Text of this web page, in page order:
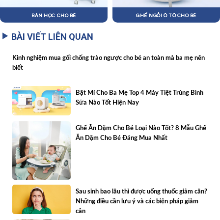
BÀN HỌC CHO BÉ GHẾ NGỒI Ô TÔ CHO BÉ
BÀI VIẾT LIÊN QUAN
Kinh nghiệm mua gối chống trào ngược cho bé an toàn mà ba mẹ nên
biết
Bật Mí Cho Ba Mẹ Top 4 Máy Tiệt Trùng Bình
Sữa Nào Tốt Hiện Nay
Ghế Ăn Dặm Cho Bé Loại Nào Tốt? 8 Mẫu Ghế
Ăn Dặm Cho Bé Đáng Mua Nhất
Sau sinh bao lâu thì được uống thuốc giảm cân?
Những điều cần lưu ý và các biện pháp giảm
cân